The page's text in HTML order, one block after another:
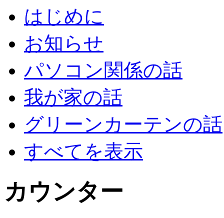
はじめに
お知らせ
パソコン関係の話
我が家の話
グリーンカーテンの話
すべてを表示
カウンター